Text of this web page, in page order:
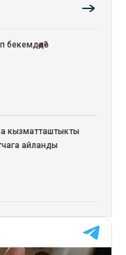
кызматташтыкты
айланды